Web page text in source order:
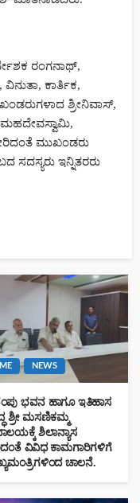
ರಂಗನಾಥ್,
ಕಾರ್ತಿಕ,
ಶ್ರೀನಿವಾಸ್,
ಮಹದೇವಸ್ವಾಮಿ,
ಮುಖಂಡರು
ಇನ್ನಿತರರು
NEWS
ಭವನ ಹಾಗೂ ಇತಿಹಾಸ
ಶ್ರೀ ಮಸಣಿಕಮ್ಮ
ಶಿಲಾನ್ಯಾಸ
ವಿವಿಧ ಕಾಮಗಾರಿಗಳಿಗೆ
ಚಾಲನೆ.